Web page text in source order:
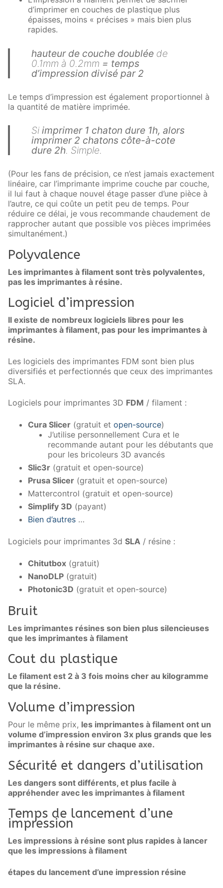
d’imprimer en couches de plastique plus
épaisses, moins « précises » mais bien plus
rapides.
hauteur de couche doublée de
0.1mm à 0.2mm = temps
d’impression divisé par 2
Le temps d’impression est également proportionnel à
la quantité de matière imprimée.
Siimprimer 1 chaton dure 1h, alors
imprimer 2 chatons côte-à-cote
dure 2h. Simple.
(Pour les fans de précision, ce n’est jamais exactement
linéaire, car l’imprimante imprime couche par couche,
il lui faut à chaque nouvel étage passer d’une pièce à
l’autre, ce qui coûte un petit peu de temps. Pour
réduire ce délai, je vous recommande chaudement de
rapprocher autant que possible vos pièces imprimées
simultanément.)
Polyvalence
Les imprimantes à filament sont très polyvalentes,
pas les imprimantes à résine.
Logiciel d’impression
Il existe de nombreux logiciels libres pour les
imprimantes à filament, pas pour les imprimantes à
résine.
Les logiciels des imprimantes FDM sont bien plus
diversifiés et perfectionnés que ceux des imprimantes
SLA.
Logiciels pour imprimantes 3D FDM / filament :
Cura Slicer (gratuit et open-source)
J’utilise personnellement Cura et le
recommande autant pour les débutants que
pour les bricoleurs 3D avancés
Slic3r (gratuit et open-source)
Prusa Slicer (gratuit et open-source)
Mattercontrol (gratuit et open-source)
Simplify 3D (payant)
Bien d’autres …
Logiciels pour imprimantes 3d SLA / résine :
Chitutbox (gratuit)
NanoDLP (gratuit)
Photonic3D (gratuit et open-source)
Bruit
Les imprimantes résines son bien plus silencieuses
que les imprimantes à filament
Cout du plastique
Le filament est 2 à 3 fois moins cher au kilogramme
que la résine.
Volume d’impression
Pour le même prix, les imprimantes à filament ont un
volume d’impression environ 3x plus grands que les
imprimantes à résine sur chaque axe.
Sécurité et dangers d’utilisation
Les dangers sont différents, et plus facile à
appréhender avec les imprimantes à filament
Temps de lancement d’une
impression
Les impressions à résine sont plus rapides à lancer
que les impressions à filament
étapes du lancement d’une impression résine